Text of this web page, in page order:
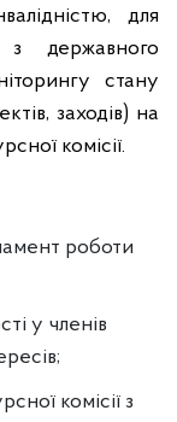
для
з державного
стану
заходів) на
комісії.
роботи
у членів
комісії з